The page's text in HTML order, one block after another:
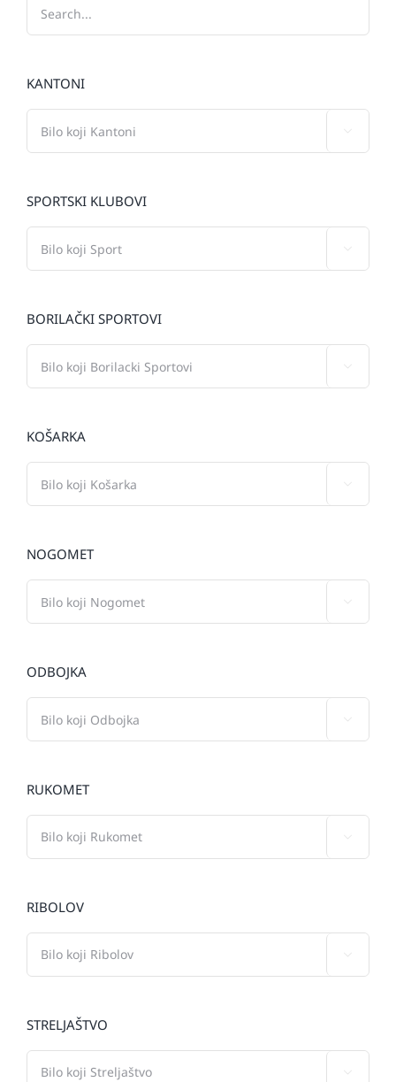
KANTONI
SPORTSKI KLUBOVI
BORILAČKI SPORTOVI
KOŠARKA
NOGOMET
ODBOJKA
RUKOMET
RIBOLOV
STRELJAŠTVO